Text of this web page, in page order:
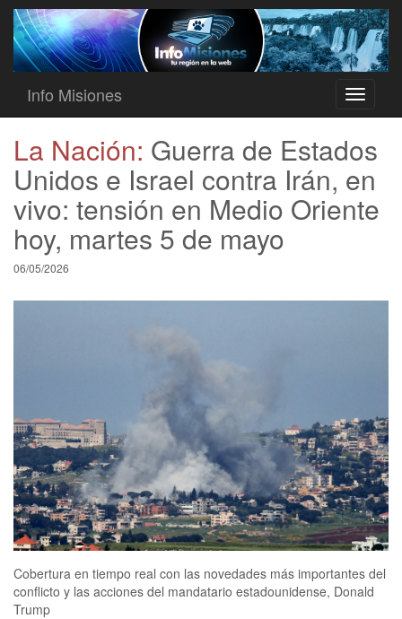
Toggle
Info Misiones
La Nación: Guerra de Estados
Unidos e Israel contra Irán, en
vivo: tensión en Medio Oriente
hoy, martes 5 de mayo
06/05/2026
Cobertura en tiempo real con las novedades más importantes del
conflicto y las acciones del mandatario estadounidense, Donald
Trump